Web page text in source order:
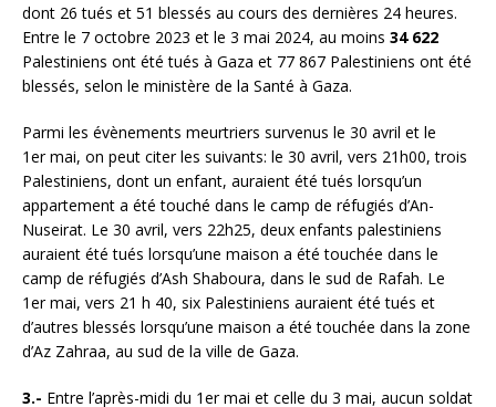
dont 26 tués et 51 blessés au cours des dernières 24 heures.
Entre le 7 octobre 2023 et le 3 mai 2024, au moins 34 622
Palestiniens ont été tués à Gaza et 77 867 Palestiniens ont été
blessés, selon le ministère de la Santé à Gaza.
Parmi les évènements meurtriers survenus le 30 avril et le
1er mai, on peut citer les suivants: le 30 avril, vers 21h00, trois
Palestiniens, dont un enfant, auraient été tués lorsqu’un
appartement a été touché dans le camp de réfugiés d’An-
Nuseirat. Le 30 avril, vers 22h25, deux enfants palestiniens
auraient été tués lorsqu’une maison a été touchée dans le
camp de réfugiés d’Ash Shaboura, dans le sud de Rafah. Le
1er mai, vers 21 h 40, six Palestiniens auraient été tués et
d’autres blessés lorsqu’une maison a été touchée dans la zone
d’Az Zahraa, au sud de la ville de Gaza.
3.- Entre l’après-midi du 1er mai et celle du 3 mai, aucun soldat